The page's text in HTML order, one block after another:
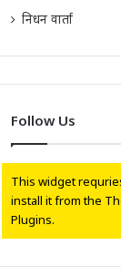
निधन वार्ता
Follow Us
This widget
install it from the
Plugins.